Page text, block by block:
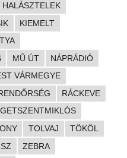
HALÁSZTELEK
KIEMELT
MŰ ÚT
NÁPRÁDIÓ
VÁRMEGYE
RÁCKEVE
TOLVAJ
TÖKÖL
ZEBRA